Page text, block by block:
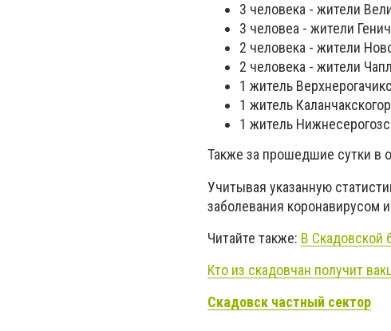
3 человека - жители
3 человеа - жители
2 человека - жители
2 человека - жители
1 житель
1 житель
1 житель
Также за прошедшие сутки в
Учитывая указанную
заболевания коронавирусом
Читайте также: В Скадовской
Кто из скадовчан получит
Скадовск частный сектор